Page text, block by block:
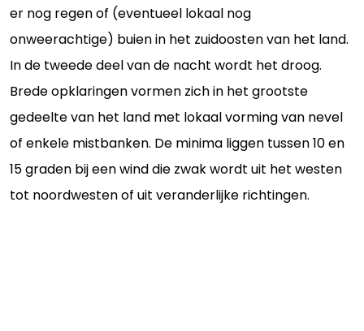
er nog regen of (eventueel lokaal nog
onweerachtige) buien in het zuidoosten van het land.
In de tweede deel van de nacht wordt het droog.
Brede opklaringen vormen zich in het grootste
gedeelte van het land met lokaal vorming van nevel
of enkele mistbanken. De minima liggen tussen 10 en
15 graden bij een wind die zwak wordt uit het westen
tot noordwesten of uit veranderlijke richtingen.